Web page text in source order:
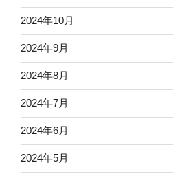
2024年10月
2024年9月
2024年8月
2024年7月
2024年6月
2024年5月